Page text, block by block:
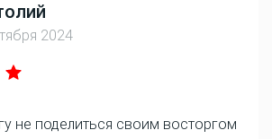
2024
не поделиться своим восторгом